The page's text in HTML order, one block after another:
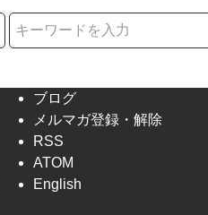
ブログ
メルマガ登録・解除
RSS
ATOM
English